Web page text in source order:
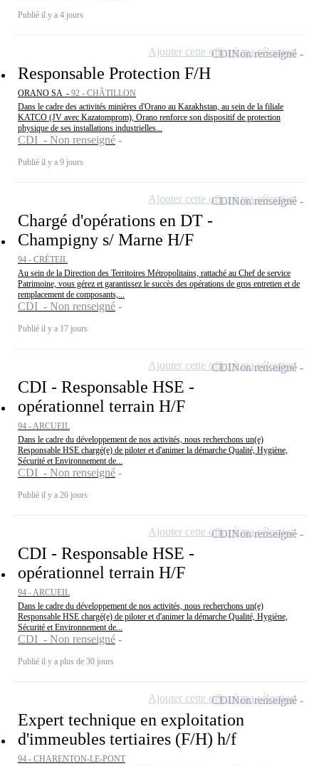
Publié il y a 4 jours
Responsable Protection F/H
ORANO SA - 92 - CHÂTILLON
Dans le cadre des activités minières d'Orano au Kazakhstan, au sein de la filiale
KATCO (JV avec Kazatomprom), Orano renforce son dispositif de protection
physique de ses installations industrielles...
CDI - Non renseigné
Publié il y a 9 jours
CDINon renseigné
Ajouter cette offre à ma sélection
Chargé d'opérations en DT -
Champigny s/ Marne H/F
94 - CRÉTEIL
Au sein de la Direction des Territoires Métropolitains, rattaché au Chef de service
Patrimoine, vous gérez et garantissez le succès des opérations de gros entretien et de
remplacement de composants,...
CDI - Non renseigné
Publié il y a 17 jours
CDINon renseigné
Ajouter cette offre à ma sélection
CDI - Responsable HSE -
opérationnel terrain H/F
94 - ARCUEIL
Dans le cadre du développement de nos activités, nous recherchons un(e)
Responsable HSE chargé(e) de piloter et d'animer la démarche Qualité, Hygiène,
Sécurité et Environnement de...
CDI - Non renseigné
Publié il y a 26 jours
CDINon renseigné
Ajouter cette offre à ma sélection
CDI - Responsable HSE -
opérationnel terrain H/F
94 - ARCUEIL
Dans le cadre du développement de nos activités, nous recherchons un(e)
Responsable HSE chargé(e) de piloter et d'animer la démarche Qualité, Hygiène,
Sécurité et Environnement de...
CDI - Non renseigné
Publié il y a plus de 30 jours
CDINon renseigné
Ajouter cette offre à ma sélection
Expert technique en exploitation
d'immeubles tertiaires (F/H) h/f
94 - CHARENTON-LE-PONT
CDINon renseigné
Ajouter cette offre à ma sélection